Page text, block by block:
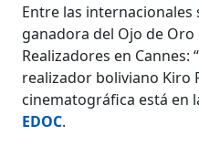
Entre las internacionales
ganadora del Ojo de
Realizadores en Cannes:
realizador boliviano Kiro
cinematográfica está en
EDOC.